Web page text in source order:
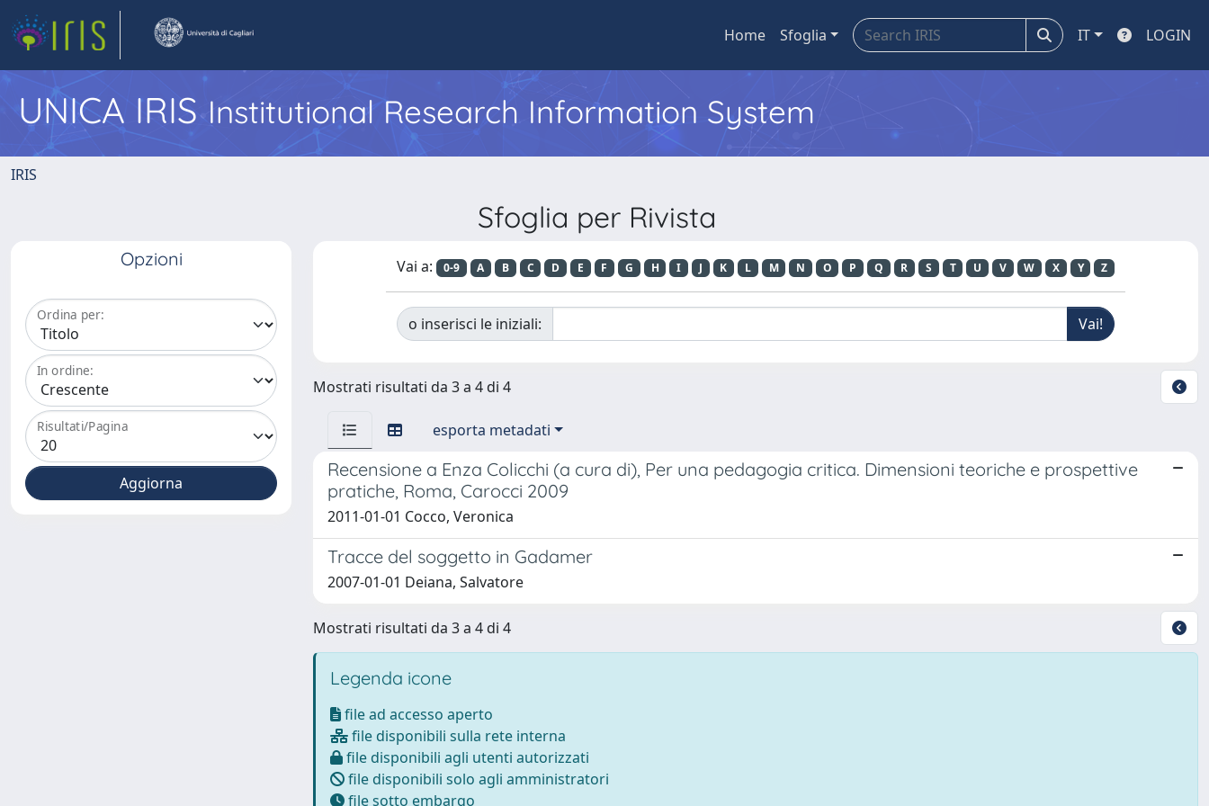
Home Sfoglia IT LOGIN
UNICA IRISInstitutional Research Information System
IRIS
Sfoglia per Rivista
Opzioni
Ordina per:
In ordine:
Risultati/Pagina
Vai a: 0-9 A B C D E F G H I J K L M N O P Q R S T U V W X Y Z
o inserisci le iniziali:
Mostrati risultati da 3 a 4 di 4
esporta metadati
Recensione a Enza Colicchi (a cura di), Per una pedagogia critica. Dimensioni teoriche e prospettive
pratiche, Roma, Carocci 2009
2011-01-01 Cocco, Veronica
Tracce del soggetto in Gadamer
2007-01-01 Deiana, Salvatore
Mostrati risultati da 3 a 4 di 4
Legenda icone
file ad accesso aperto
file disponibili sulla rete interna
file disponibili agli utenti autorizzati
file disponibili solo agli amministratori
file sotto embargo